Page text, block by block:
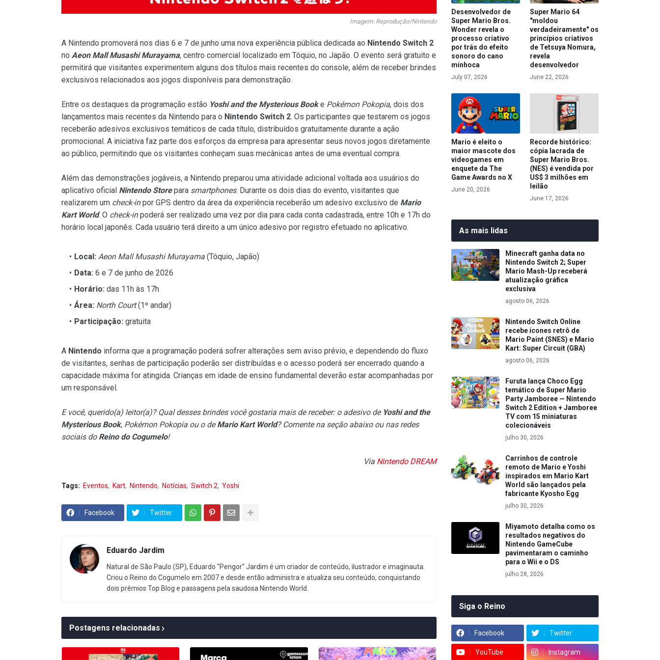
Imagem: Reprodução/Nintendo
A Nintendo promoverá nos dias 6 e 7 de junho uma nova experiência pública dedicada ao Nintendo Switch 2
no Aeon Mall Musashi Murayama, centro comercial localizado em Tóquio, no Japão. O evento será gratuito e
permitirá que visitantes experimentem alguns dos títulos mais recentes do console, além de receber brindes
exclusivos relacionados aos jogos disponíveis para demonstração.
Entre os destaques da programação estão Yoshi and the Mysterious Booke Pokémon Pokopia, dois dos
lançamentos mais recentes da Nintendo para o Nintendo Switch 2. Os participantes que testarem os jogos
receberão adesivos exclusivos temáticos de cada título, distribuídos gratuitamente durante a ação
promocional. A iniciativa faz parte dos esforços da empresa para apresentar seus novos jogos diretamente
ao público, permitindo que os visitantes conheçam suas mecânicas antes de uma eventual compra.
Além das demonstrações jogáveis, a Nintendo preparou uma atividade adicional voltada aos usuários do
aplicativo oficial Nintendo Storepara smartphones. Durante os dois dias do evento, visitantes que
realizarem um check-inpor GPS dentro da área da experiência receberão um adesivo exclusivo de Mario
Kart World. O check-inpoderá ser realizado uma vez por dia para cada conta cadastrada, entre 10h e 17h do
horário local japonês. Cada usuário terá direito a um único adesivo por registro efetuado no aplicativo.
Local: Aeon Mall Musashi Murayama (Tóquio, Japão)
Data: 6 e 7 de junho de 2026
Horário: das 11h às 17h
Área: North Court(1º andar)
Participação: gratuita
A Nintendo informa que a programação poderá sofrer alterações sem aviso prévio, e dependendo do fluxo
de visitantes, senhas de participação poderão ser distribuídas e o acesso poderá ser encerrado quando a
capacidade máxima for atingida. Crianças em idade de ensino fundamental deverão estar acompanhadas por
um responsável.
E você, querido(a) leitor(a)? Qual desses brindes você gostaria mais de receber: o adesivo de Yoshi and the
Mysterious Book, Pokémon Pokopia ou o deMario Kart World? Comente na seção abaixo ou nas redes
sociais do Reino do Cogumelo!
Via Nintendo DREAM
Tags: Eventos Kart Nintendo Notícias Switch 2 Yoshi
Facebook Twitter
Eduardo Jardim
Natural de São Paulo (SP), Eduardo "Pengor" Jardim é um criador de conteúdo, ilustrador e imaginauta.
Criou o Reino do Cogumelo em 2007 e desde então administra e atualiza seu conteúdo, conquistando
dois prêmios Top Blog e passagens pela saudosa Nintendo World.
Postagens relacionadas
Desenvolvedor de
Super Mario Bros.
Wonder revela o
processo criativo
por trás do efeito
sonoro do cano
minhoca
July 07, 2026
Super Mario 64
"moldou
verdadeiramente" os
princípios criativos
de Tetsuya Nomura,
revela
desenvolvedor
June 22, 2026
Mario é eleito o
maior mascote dos
videogames em
enquete da The
Game Awards no X
June 20, 2026
Recorde histórico:
cópia lacrada de
Super Mario Bros.
(NES) é vendida por
US$ 3 milhões em
leilão
June 17, 2026
As mais lidas
Minecraft ganha data no
Nintendo Switch 2; Super
Mario Mash-Up receberá
atualização gráfica
exclusiva
agosto 06, 2026
Nintendo Switch Online
recebe ícones retrô de
Mario Paint (SNES) e Mario
Kart: Super Circuit (GBA)
agosto 06, 2026
Furuta lança Choco Egg
temático de Super Mario
Party Jamboree — Nintendo
Switch 2 Edition + Jamboree
TV com 15 miniaturas
colecionáveis
julho 30, 2026
Carrinhos de controle
remoto de Mario e Yoshi
inspirados em Mario Kart
World são lançados pela
fabricante Kyosho Egg
julho 30, 2026
Miyamoto detalha como os
resultados negativos do
Nintendo GameCube
pavimentaram o caminho
para o Wii e o DS
julho 28, 2026
Siga o Reino
Facebook Twitter
YouTube Instagram